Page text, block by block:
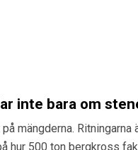
inte bara om
på mängderna.
hur 500 ton bergkross